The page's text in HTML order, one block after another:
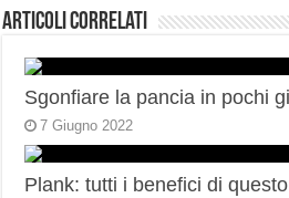
Articoli correlati
Sgonfiare la pancia in pochi
7 Giugno 2022
Plank: tutti i benefici di